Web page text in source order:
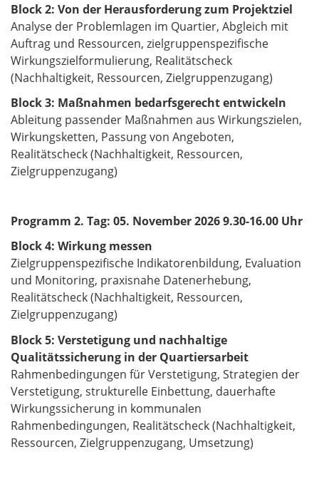
Block 2: Von der Herausforderung zum Projektziel
Analyse der Problemlagen im Quartier, Abgleich mit
Auftrag und Ressourcen, zielgruppenspezifische
Wirkungszielformulierung, Realitätscheck
(Nachhaltigkeit, Ressourcen, Zielgruppenzugang)
Block 3: Maßnahmen bedarfsgerecht entwickeln
Ableitung passender Maßnahmen aus Wirkungszielen,
Wirkungsketten, Passung von Angeboten,
Realitätscheck (Nachhaltigkeit, Ressourcen,
Zielgruppenzugang)
Programm 2. Tag: 05. November 2026 9.30-16.00 Uhr
Block 4: Wirkung messen
Zielgruppenspezifische Indikatorenbildung, Evaluation
und Monitoring, praxisnahe Datenerhebung,
Realitätscheck (Nachhaltigkeit, Ressourcen,
Zielgruppenzugang)
Block 5: Verstetigung und nachhaltige
Qualitätssicherung in der Quartiersarbeit
Rahmenbedingungen für Verstetigung, Strategien der
Verstetigung, strukturelle Einbettung, dauerhafte
Wirkungssicherung in kommunalen
Rahmenbedingungen, Realitätscheck (Nachhaltigkeit,
Ressourcen, Zielgruppenzugang, Umsetzung)